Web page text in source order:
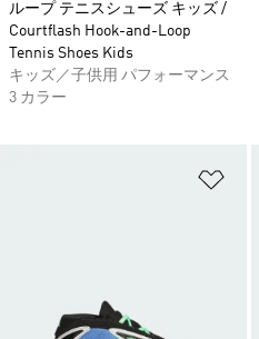
ループ テニスシューズ キッズ /
Courtflash Hook-and-Loop
Tennis Shoes Kids
キッズ／子供用 パフォーマンス
3 カラー